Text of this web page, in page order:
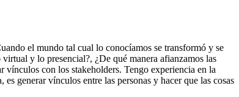
el mundo tal cual lo conocíamos se transformó y se
y lo presencial?, ¿De qué manera afianzamos las
vínculos con los stakeholders. Tengo experiencia en la
generar vínculos entre las personas y hacer que las cosas